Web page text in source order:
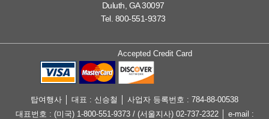
Duluth, GA 30097
Tel. 800-551-9373
Accepted Credit Card
탑여행사 │ 대표 : 신승철 │ 사업자 등록번호 : 784-88-00538
대표번호 : (미국) 1-800-551-9373 / (서울지사) 02-737-2322 │ e-mail :